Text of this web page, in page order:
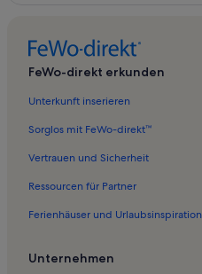
FeWo-direkt erkunden
Unterkunft inserieren
Sorglos mit FeWo-direkt™
Vertrauen und Sicherheit
Ressourcen für Partner
Ferienhäuser und Urlaubsinspiration
Unternehmen